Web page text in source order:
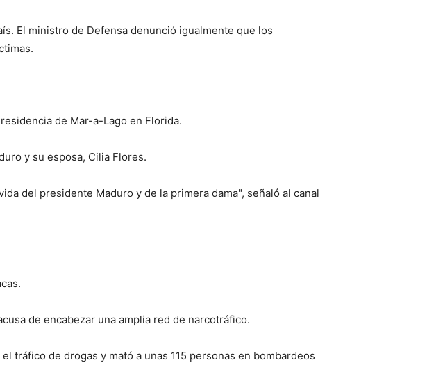
El ministro de Defensa denunció igualmente que los
de Mar-a-Lago en Florida.
y su esposa, Cilia Flores.
del presidente Maduro y de la primera dama", señaló al canal
de encabezar una amplia red de narcotráfico.
tráfico de drogas y mató a unas 115 personas en bombardeos